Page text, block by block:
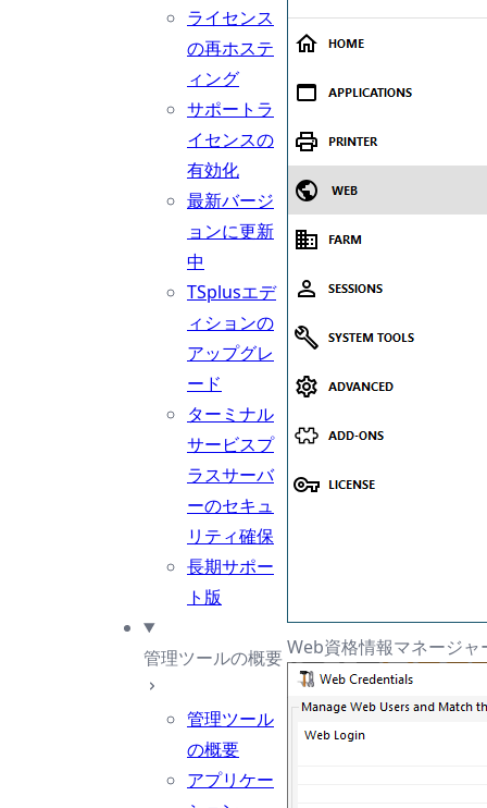
ライセンス
の再ホステ
ィング
サポートラ
イセンスの
有効化
最新バージ
ョンに更新
中
TSplusエデ
ィションの
アップグレ
ード
ターミナル
サービスプ
ラスサーバ
ーのセキュ
リティ確保
長期サポー
ト版
管理ツールの概要
管理ツール
の概要
アプリケー
Web資格情報マネージ